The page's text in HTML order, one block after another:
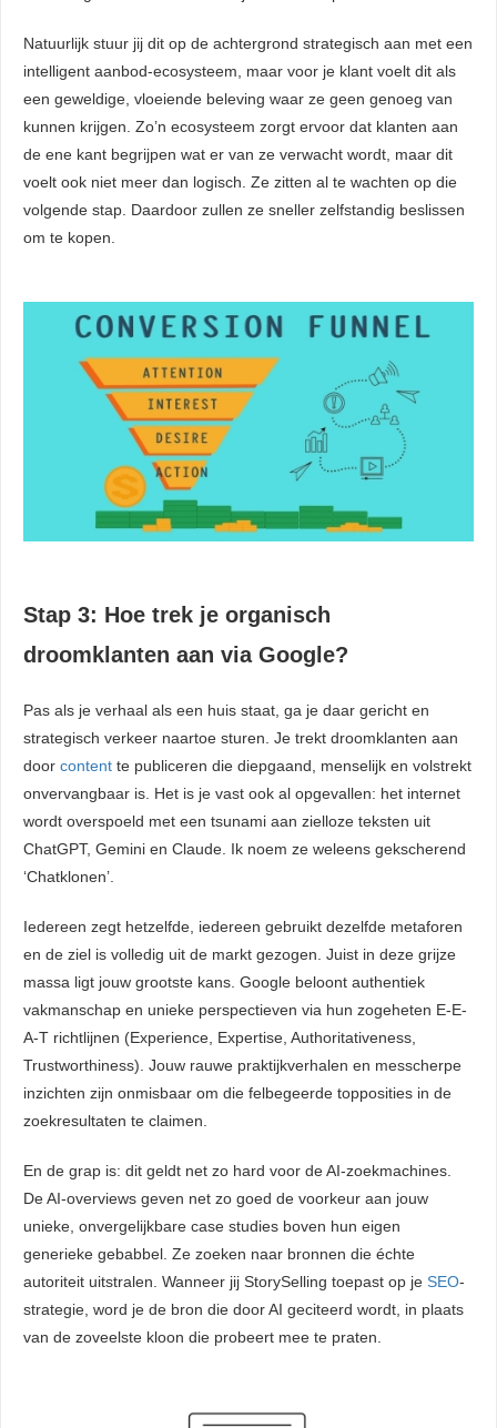
Natuurlijk stuur jij dit op de achtergrond strategisch aan met een
intelligent aanbod-ecosysteem, maar voor je klant voelt dit als
een geweldige, vloeiende beleving waar ze geen genoeg van
kunnen krijgen. Zo’n ecosysteem zorgt ervoor dat klanten aan
de ene kant begrijpen wat er van ze verwacht wordt, maar dit
voelt ook niet meer dan logisch. Ze zitten al te wachten op die
volgende stap. Daardoor zullen ze sneller zelfstandig beslissen
om te kopen.
Stap 3: Hoe trek je organisch
droomklanten aan via Google?
Pas als je verhaal als een huis staat, ga je daar gericht en
strategisch verkeer naartoe sturen. Je trekt droomklanten aan
door content te publiceren die diepgaand, menselijk en volstrekt
onvervangbaar is. Het is je vast ook al opgevallen: het internet
wordt overspoeld met een tsunami aan zielloze teksten uit
ChatGPT, Gemini en Claude. Ik noem ze weleens gekscherend
‘Chatklonen’.
Iedereen zegt hetzelfde, iedereen gebruikt dezelfde metaforen
en de ziel is volledig uit de markt gezogen. Juist in deze grijze
massa ligt jouw grootste kans. Google beloont authentiek
vakmanschap en unieke perspectieven via hun zogeheten E-E-
A-T richtlijnen (Experience, Expertise, Authoritativeness,
Trustworthiness). Jouw rauwe praktijkverhalen en messcherpe
inzichten zijn onmisbaar om die felbegeerde topposities in de
zoekresultaten te claimen.
En de grap is: dit geldt net zo hard voor de AI-zoekmachines.
De AI-overviews geven net zo goed de voorkeur aan jouw
unieke, onvergelijkbare case studies boven hun eigen
generieke gebabbel. Ze zoeken naar bronnen die échte
autoriteit uitstralen. Wanneer jij StorySelling toepast op je SEO-
strategie, word je de bron die door AI geciteerd wordt, in plaats
van de zoveelste kloon die probeert mee te praten.